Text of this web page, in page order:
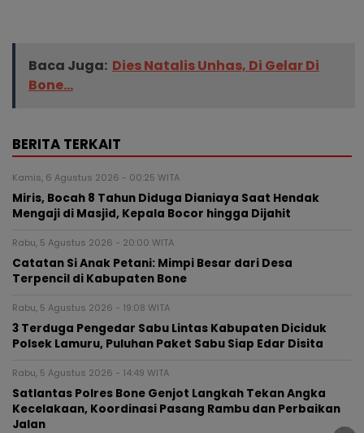
Baca Juga: Dies Natalis Unhas, Di Gelar Di
Bone...
BERITA TERKAIT
Kamis, 6 Agustus 2026 - 00:25 WITA
Miris, Bocah 8 Tahun Diduga Dianiaya Saat Hendak
Mengaji di Masjid, Kepala Bocor hingga Dijahit
Rabu, 5 Agustus 2026 - 20:00 WITA
Catatan Si Anak Petani: Mimpi Besar dari Desa
Terpencil di Kabupaten Bone
Rabu, 5 Agustus 2026 - 19:08 WITA
3 Terduga Pengedar Sabu Lintas Kabupaten Diciduk
Polsek Lamuru, Puluhan Paket Sabu Siap Edar Disita
Rabu, 5 Agustus 2026 - 14:49 WITA
Satlantas Polres Bone Genjot Langkah Tekan Angka
Kecelakaan, Koordinasi Pasang Rambu dan Perbaikan
Jalan